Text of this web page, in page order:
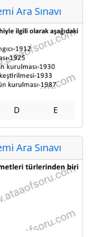
Ara Sınavı
D E
Ara Sınavı